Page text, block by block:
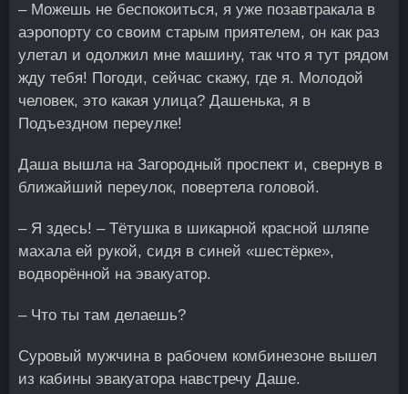
– Можешь не беспокоиться, я уже позавтракала в
аэропорту со своим старым приятелем, он как раз
улетал и одолжил мне машину, так что я тут рядом
жду тебя! Погоди, сейчас скажу, где я. Молодой
человек, это какая улица? Дашенька, я в
Подъездном переулке!
Даша вышла на Загородный проспект и, свернув в
ближайший переулок, повертела головой.
– Я здесь! – Тётушка в шикарной красной шляпе
махала ей рукой, сидя в синей «шестёрке»,
водворённой на эвакуатор.
– Что ты там делаешь?
Суровый мужчина в рабочем комбинезоне вышел
из кабины эвакуатора навстречу Даше.